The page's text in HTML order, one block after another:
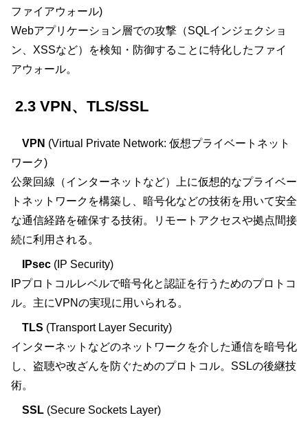
ファイアウォール)
Webアプリケーション層での攻撃（SQLインジェクショ
ン、XSSなど）を検知・防御することに特化したファイ
アウォール。
2.3 VPN、TLS/SSL
VPN (Virtual Private Network: 仮想プライベートネット
ワーク)
公衆回線（インターネットなど）上に仮想的なプライベー
トネットワークを構築し、暗号化などの技術を用いて安全
な通信経路を確保する技術。リモートアクセスや拠点間接
続に利用される。
IPsec (IP Security)
IPプロトコルレベルで暗号化と認証を行うためのプロトコ
ル。主にVPNの実現に用いられる。
TLS (Transport Layer Security)
インターネットなどのネットワークを介した通信を暗号化
し、盗聴や改ざんを防ぐためのプロトコル。SSLの後継技
術。
SSL (Secure Sockets Layer)